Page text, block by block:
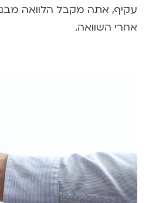
עקיף, אתה מקבל הלוואה מבנק
אחרי השוואה.